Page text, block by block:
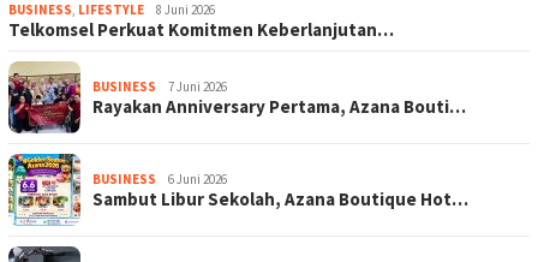
BUSINESS, LIFESTYLE 8 Juni 2026
Telkomsel Perkuat Komitmen Keberlanjutan…
BUSINESS 7 Juni 2026
Rayakan Anniversary Pertama, Azana Bouti…
BUSINESS 6 Juni 2026
Sambut Libur Sekolah, Azana Boutique Hot…